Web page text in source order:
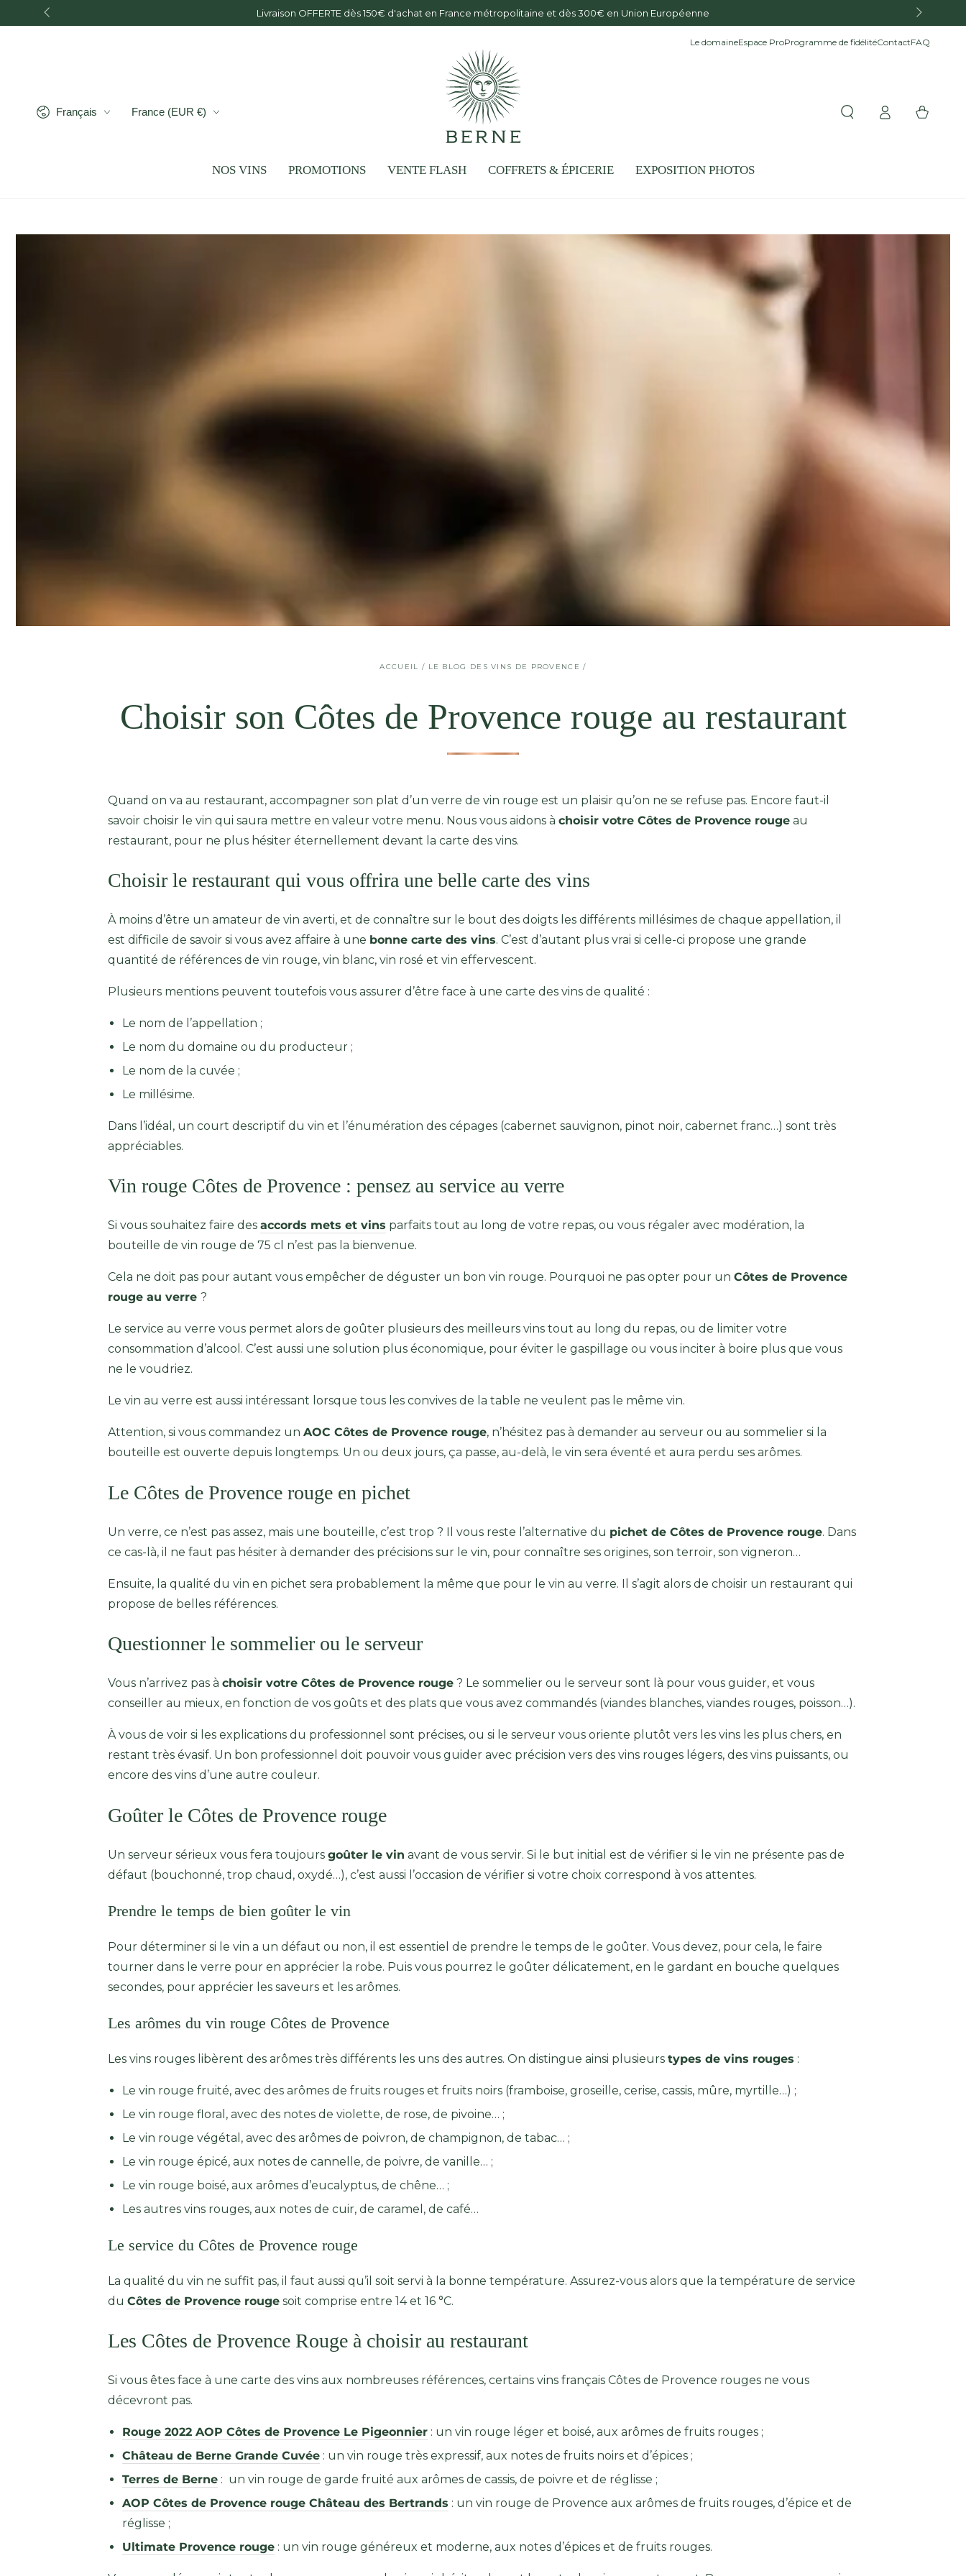
IGNORER LE
CONTENU
Offre d'été : votre 6ème bouteille offerte
Le domaineEspace ProProgramme de fidélitéContactFAQ
LangueFrançais Pays/région
France (EUR €)
NOS VINS PROMOTIONS VENTE FLASH COFFRETS & ÉPICERIE EXPOSITION PHOTOS
ConnexionPanier
ACCUEIL / LE BLOG DES VINS DE PROVENCE /
Choisir son Côtes de Provence rouge au restaurant
Quand on va au restaurant, accompagner son plat d’un verre de vin rouge est un plaisir qu’on ne se refuse pas. Encore faut-il
savoir choisir le vin qui saura mettre en valeur votre menu. Nous vous aidons à choisir votre Côtes de Provence rouge au
restaurant, pour ne plus hésiter éternellement devant la carte des vins.
Choisir le restaurant qui vous offrira une belle carte des vins
À moins d’être un amateur de vin averti, et de connaître sur le bout des doigts les différents millésimes de chaque appellation, il
est difficile de savoir si vous avez affaire à une bonne carte des vins. C’est d’autant plus vrai si celle-ci propose une grande
quantité de références de vin rouge, vin blanc, vin rosé et vin effervescent.
Plusieurs mentions peuvent toutefois vous assurer d’être face à une carte des vins de qualité :
Le nom de l’appellation ;
Le nom du domaine ou du producteur ;
Le nom de la cuvée ;
Le millésime.
Dans l’idéal, un court descriptif du vin et l’énumération des cépages (cabernet sauvignon, pinot noir, cabernet franc…) sont très
appréciables.
Vin rouge Côtes de Provence : pensez au service au verre
Si vous souhaitez faire des accords mets et vins parfaits tout au long de votre repas, ou vous régaler avec modération, la
bouteille de vin rouge de 75 cl n’est pas la bienvenue.
Cela ne doit pas pour autant vous empêcher de déguster un bon vin rouge. Pourquoi ne pas opter pour un Côtes de Provence
rouge au verre ?
Le service au verre vous permet alors de goûter plusieurs des meilleurs vins tout au long du repas, ou de limiter votre
consommation d’alcool. C’est aussi une solution plus économique, pour éviter le gaspillage ou vous inciter à boire plus que vous
ne le voudriez.
Le vin au verre est aussi intéressant lorsque tous les convives de la table ne veulent pas le même vin.
Attention, si vous commandez un AOC Côtes de Provence rouge, n’hésitez pas à demander au serveur ou au sommelier si la
bouteille est ouverte depuis longtemps. Un ou deux jours, ça passe, au-delà, le vin sera éventé et aura perdu ses arômes.
Le Côtes de Provence rouge en pichet
Un verre, ce n’est pas assez, mais une bouteille, c’est trop ? Il vous reste l’alternative du pichet de Côtes de Provence rouge. Dans
ce cas-là, il ne faut pas hésiter à demander des précisions sur le vin, pour connaître ses origines, son terroir, son vigneron…
Ensuite, la qualité du vin en pichet sera probablement la même que pour le vin au verre. Il s’agit alors de choisir un restaurant qui
propose de belles références.
Questionner le sommelier ou le serveur
Vous n’arrivez pas à choisir votre Côtes de Provence rouge ? Le sommelier ou le serveur sont là pour vous guider, et vous
conseiller au mieux, en fonction de vos goûts et des plats que vous avez commandés (viandes blanches, viandes rouges, poisson…).
À vous de voir si les explications du professionnel sont précises, ou si le serveur vous oriente plutôt vers les vins les plus chers, en
restant très évasif. Un bon professionnel doit pouvoir vous guider avec précision vers des vins rouges légers, des vins puissants, ou
encore des vins d’une autre couleur.
Goûter le Côtes de Provence rouge
Un serveur sérieux vous fera toujours goûter le vin avant de vous servir. Si le but initial est de vérifier si le vin ne présente pas de
défaut (bouchonné, trop chaud, oxydé…), c’est aussi l’occasion de vérifier si votre choix correspond à vos attentes.
Prendre le temps de bien goûter le vin
Pour déterminer si le vin a un défaut ou non, il est essentiel de prendre le temps de le goûter. Vous devez, pour cela, le faire
tourner dans le verre pour en apprécier la robe. Puis vous pourrez le goûter délicatement, en le gardant en bouche quelques
secondes, pour apprécier les saveurs et les arômes.
Les arômes du vin rouge Côtes de Provence
Les vins rouges libèrent des arômes très différents les uns des autres. On distingue ainsi plusieurs types de vins rouges :
Le vin rouge fruité, avec des arômes de fruits rouges et fruits noirs (framboise, groseille, cerise, cassis, mûre, myrtille…) ;
Le vin rouge floral, avec des notes de violette, de rose, de pivoine… ;
Le vin rouge végétal, avec des arômes de poivron, de champignon, de tabac… ;
Le vin rouge épicé, aux notes de cannelle, de poivre, de vanille… ;
Le vin rouge boisé, aux arômes d’eucalyptus, de chêne… ;
Les autres vins rouges, aux notes de cuir, de caramel, de café…
Le service du Côtes de Provence rouge
La qualité du vin ne suffit pas, il faut aussi qu’il soit servi à la bonne température. Assurez-vous alors que la température de service
du Côtes de Provence rouge soit comprise entre 14 et 16 °C.
Les Côtes de Provence Rouge à choisir au restaurant
Si vous êtes face à une carte des vins aux nombreuses références, certains vins français Côtes de Provence rouges ne vous
décevront pas.
Rouge 2022 AOP Côtes de Provence Le Pigeonnier : un vin rouge léger et boisé, aux arômes de fruits rouges ;
Château de Berne Grande Cuvée : un vin rouge très expressif, aux notes de fruits noirs et d’épices ;
Terres de Berne : un vin rouge de garde fruité aux arômes de cassis, de poivre et de réglisse ;
AOP Côtes de Provence rouge Château des Bertrands : un vin rouge de Provence aux arômes de fruits rouges, d’épice et de
réglisse ;
Ultimate Provence rouge : un vin rouge généreux et moderne, aux notes d’épices et de fruits rouges.